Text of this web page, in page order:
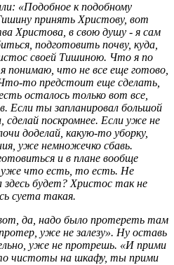
«Подобное к подобному
принять Христову, вот
Христова, в свою душу - я сам
подготовить почву, куда,
своей Тишиною. Что я по
понимаю, что не все еще готово,
то предстоит еще сделать,
осталось только вот все,
Если ты запланировал большой
сделай поскромнее. Если уже не
доделай, какую-то уборку,
уже немножечко сбавь.
и в плане вообще
уже что есть, то есть. Не
здесь будет? Христос так не
суета такая.
да, надо было протереть там
уже не залезу». Ну оставь
уже не протрешь. «И прими
чистоты на шкафу, ты прими